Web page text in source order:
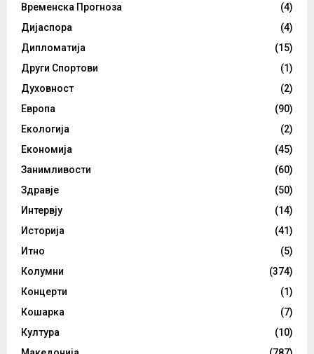
Временска Прогноза
(4)
Дијаспора
(4)
Дипломатија
(15)
Други Спортови
(1)
Духовност
(2)
Европа
(90)
Екологија
(2)
Економија
(45)
Занимливости
(60)
Здравје
(50)
Интервју
(14)
Историја
(41)
Итно
(5)
Колумни
(374)
Концерти
(1)
Кошарка
(7)
Култура
(10)